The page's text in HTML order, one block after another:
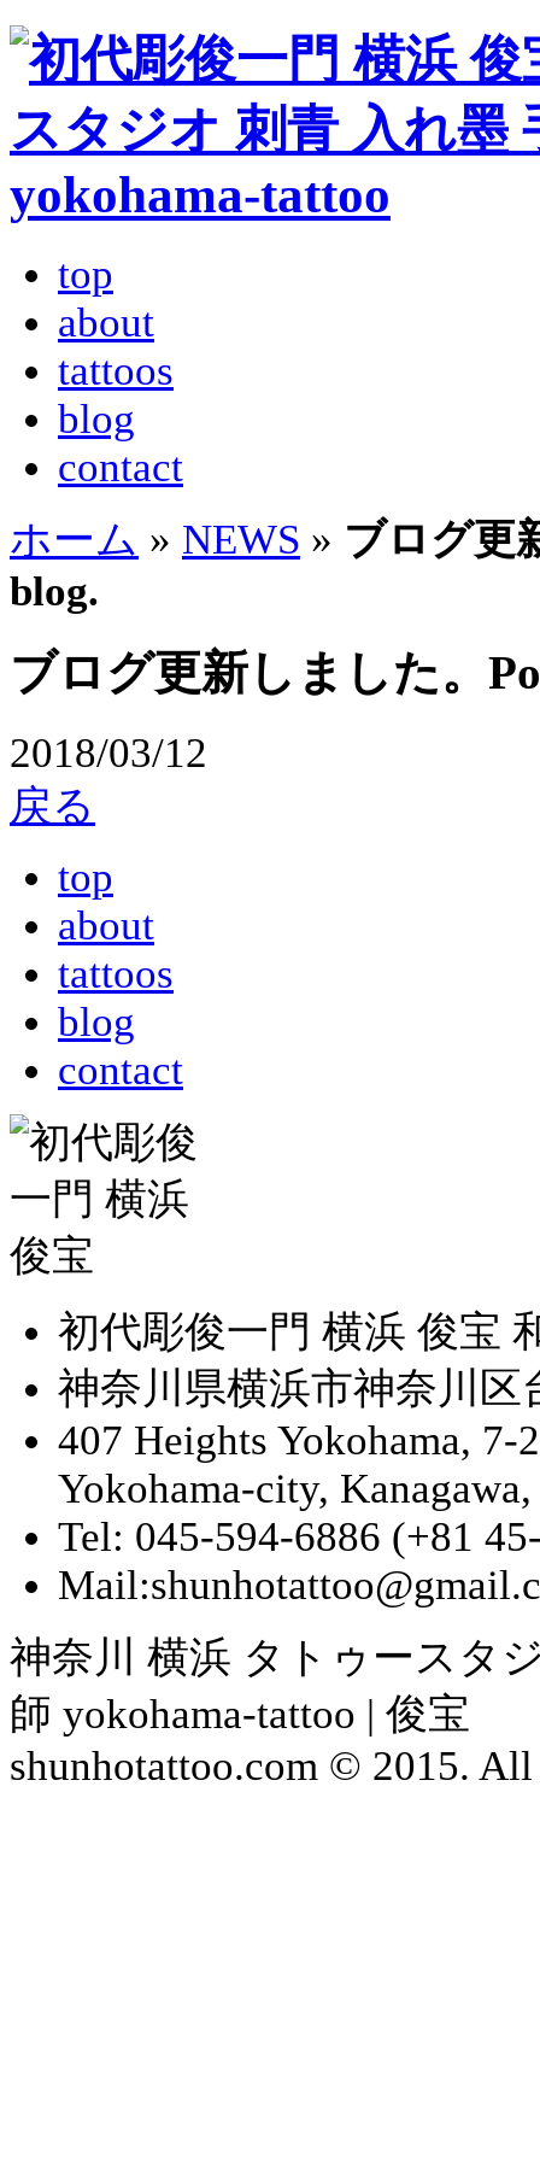
top
about
tattoos
blog
contact
ホーム » NEWS » ブログ更
blog.
ブログ更新しました。
2018/03/12
戻る
top
about
tattoos
blog
contact
初代彫俊一門 横浜 俊宝
神奈川県横浜市神奈川区
407 Heights Yokohama,
Yokohama-city, Kanagawa,
Tel: 045-594-6886 (+81
神奈川 横浜 タトゥースタ
師 yokohama-tattoo | 俊宝
shunhotattoo.com © 2015. All